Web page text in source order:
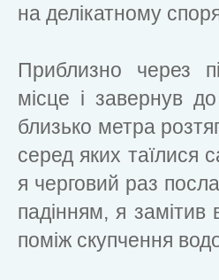
на делікатному
Приблизно через
місце і завернув
близько метра
серед яких таїлися
я черговий раз
падінням, я
поміж скупчення